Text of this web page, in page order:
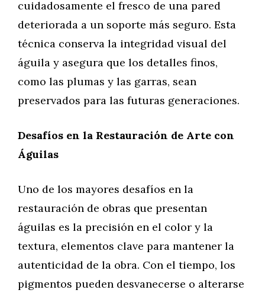
cuidadosamente el fresco de una pared
deteriorada a un soporte más seguro. Esta
técnica conserva la integridad visual del
águila y asegura que los detalles finos,
como las plumas y las garras, sean
preservados para las futuras generaciones.
Desafíos en la Restauración de Arte con
Águilas
Uno de los mayores desafíos en la
restauración de obras que presentan
águilas es la precisión en el color y la
textura, elementos clave para mantener la
autenticidad de la obra. Con el tiempo, los
pigmentos pueden desvanecerse o alterarse